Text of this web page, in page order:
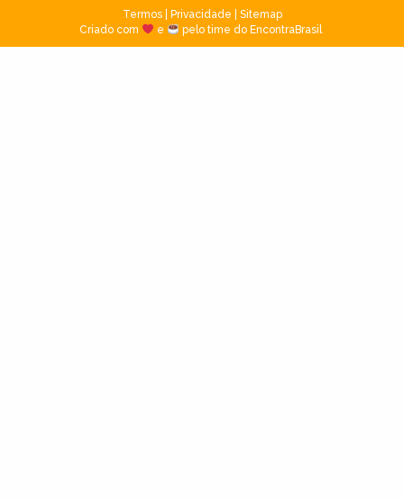
Termos| Privacidade
Sitemap
Criado com
e pelo time do EncontraBrasil